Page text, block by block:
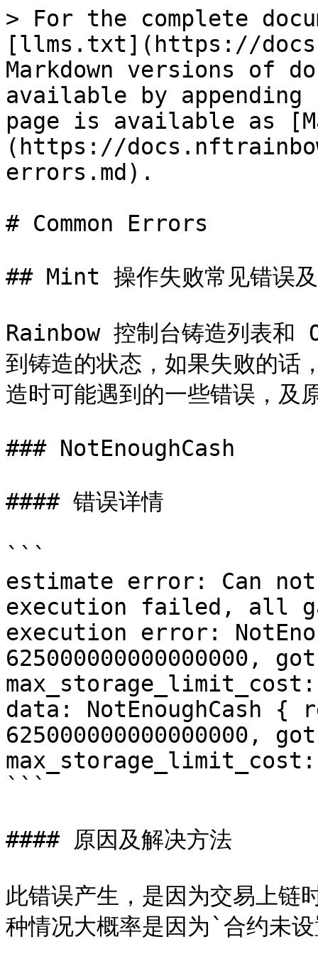
> For the complete
[llms.txt](https://
Markdown versions of
available by
page is available as
(https://
errors.md).
# Common Errors
## Mint 操作失败常见错误
Rainbow 控制台铸造列表和
到铸造的状态，如果失败的话
造时可能遇到的一些错误，及
### NotEnoughCash
#### 错误详情
```
estimate error: Can
execution failed, all
execution error:
625000000000000000,
data: NotEnoughCash {
625000000000000000,
max_storage_limit_cost:
```
#### 原因及解决方法
此错误产生，是因为交易上链
种情况大概率是因为`合约未